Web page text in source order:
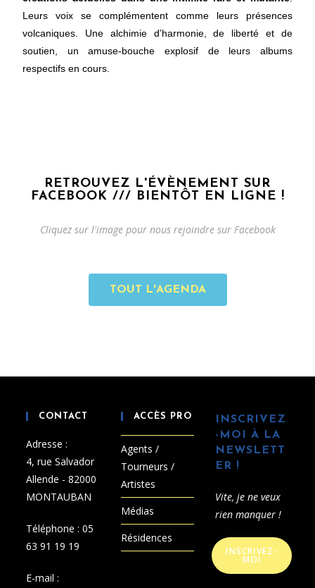
Leurs voix se complémentent comme leurs présences
volcaniques. Une alchimie d’harmonie, de liberté et de
soutien, un amuse-bouche explosif de leurs albums
respectifs en cours.
RETROUVEZ L'ÉVÈNEMENT SUR
FACEBOOK /// BIENTÔT EN LIGNE !
Cliquez sur l'image pour nous rejoindre sur Facebook
TOUT L'AGENDA
CONTACT
Adresse :
4, rue Salvador
Allende - 82000
MONTAUBAN
Téléphone :05
63 91 19 19
E-mail :
ACCÈS PRO
Agents /
Tourneurs /
Artistes
Médias
Résidences
INSCRIVEZ
-MOI À LA
NEWSLETT
ER !
Vite, je ne veux
rien manquer !
INSCRIVEZ-
MOI